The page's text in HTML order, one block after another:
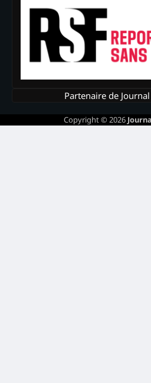
Partenaire de
Copyright © 2026